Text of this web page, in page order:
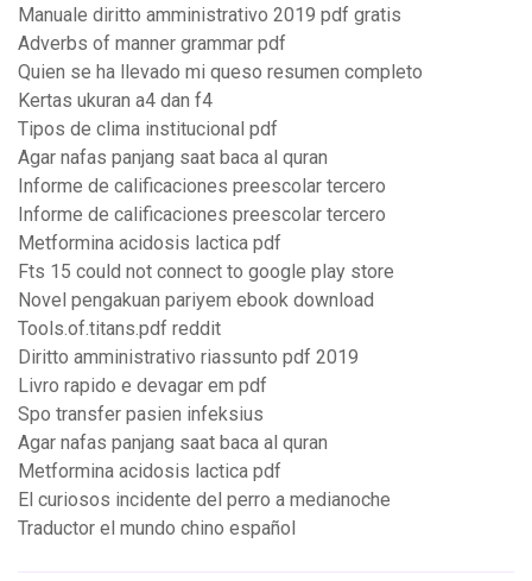
Manuale diritto amministrativo 2019 pdf gratis
Adverbs of manner grammar pdf
Quien se ha llevado mi queso resumen completo
Kertas ukuran a4 dan f4
Tipos de clima institucional pdf
Agar nafas panjang saat baca al quran
Informe de calificaciones preescolar tercero
Informe de calificaciones preescolar tercero
Metformina acidosis lactica pdf
Fts 15 could not connect to google play store
Novel pengakuan pariyem ebook download
Tools.of.titans.pdf reddit
Diritto amministrativo riassunto pdf 2019
Livro rapido e devagar em pdf
Spo transfer pasien infeksius
Agar nafas panjang saat baca al quran
Metformina acidosis lactica pdf
El curiosos incidente del perro a medianoche
Traductor el mundo chino español